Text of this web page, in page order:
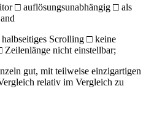
□ auflösungsunabhängig □ als
Scrolling □ keine
nicht einstellbar;
gut, mit teilweise einzigartigen
relativ im Vergleich zu